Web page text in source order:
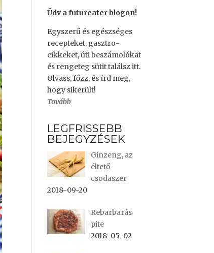
Üdv a futureater blogon!
Egyszerű és egészséges
recepteket, gasztro-
cikkeket, úti beszámolókat
és rengeteg sütit találsz itt.
Olvass, főzz, és írd meg,
hogy sikerült!
Tovább
LEGFRISSEBB
BEJEGYZÉSEK
Ginzeng, az
éltető
csodaszer
2018-09-20
Rebarbarás
pite
2018-05-02